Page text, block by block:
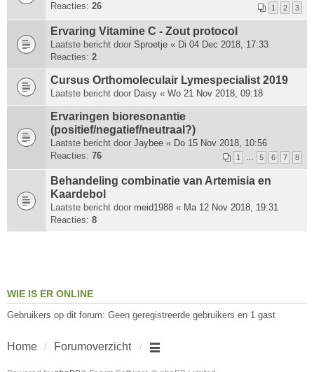
Reacties: 26 1 2 3
Ervaring Vitamine C - Zout protocol
Laatste bericht door Sproetje « Di 04 Dec 2018, 17:33
Reacties: 2
Cursus Orthomoleculair Lymespecialist 2019
Laatste bericht door Daisy « Wo 21 Nov 2018, 09:18
Ervaringen bioresonantie
(positief/negatief/neutraal?)
Laatste bericht door Jaybee « Do 15 Nov 2018, 10:56
Reacties: 76 1 5 6 7 8
Behandeling combinatie van Artemisia en
Kaardebol
Laatste bericht door meid1988 « Ma 12 Nov 2018, 19:31
Reacties: 8
WIE IS ER ONLINE
Gebruikers op dit forum: Geen geregistreerde gebruikers en 1 gast
Home Forumoverzicht